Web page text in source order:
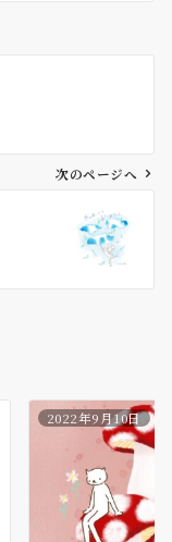
次のページへ
2022年9月10日